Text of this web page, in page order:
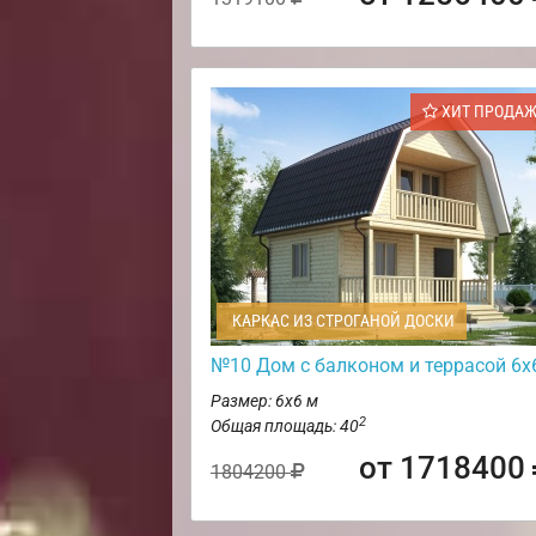
ХИТ ПРОДАЖ
КАРКАС ИЗ СТРОГАНОЙ ДОСКИ
№10 Дом с балконом и террасой
Размер: 6х6 м
Общая площадь: 402
1804200 от 1718400